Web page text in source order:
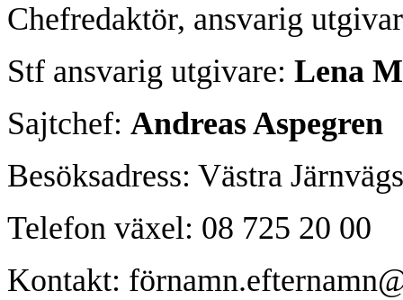
Chefredaktör, ansvarig
Stf ansvarig utgivare: Lena
Sajtchef: Andreas Aspegren
Besöksadress: Västra
Telefon växel: 08 725 20 00
Kontakt: